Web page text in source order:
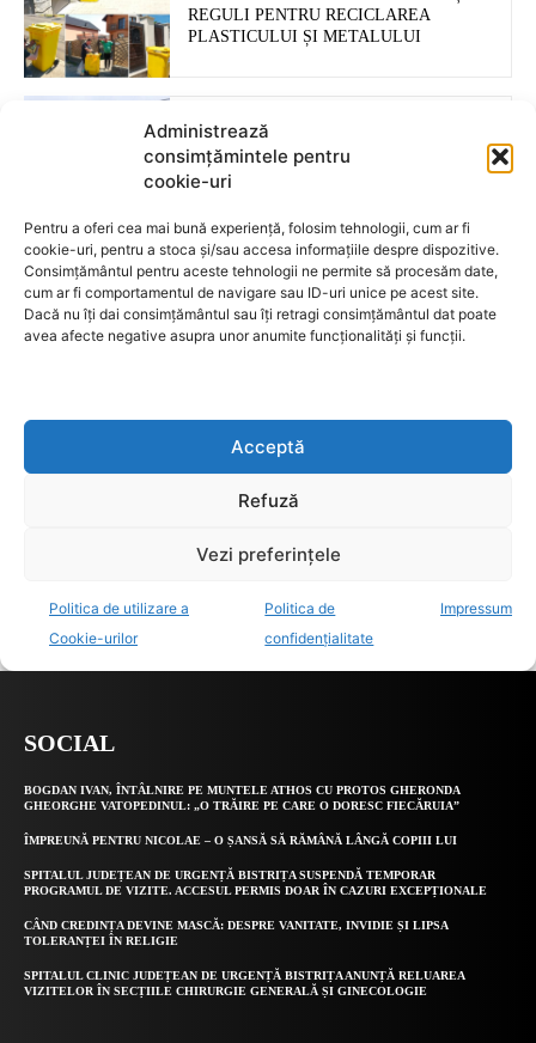
SOCIAL
BOGDAN IVAN, ÎNTÂLNIRE PE MUNTELE ATHOS CU PROTOS GHERONDA
GHEORGHE VATOPEDINUL: „O TRĂIRE PE CARE O DORESC FIECĂRUIA”
ÎMPREUNĂ PENTRU NICOLAE – O ȘANSĂ SĂ RĂMÂNĂ LÂNGĂ COPIII LUI
SPITALUL JUDEȚEAN DE URGENȚĂ BISTRIȚA SUSPENDĂ TEMPORAR
PROGRAMUL DE VIZITE. ACCESUL PERMIS DOAR ÎN CAZURI EXCEPȚIONALE
CÂND CREDINȚA DEVINE MASCĂ: DESPRE VANITATE, INVIDIE ȘI LIPSA
TOLERANȚEI ÎN RELIGIE
SPITALUL CLINIC JUDEȚEAN DE URGENȚĂ BISTRIȚA ANUNȚĂ RELUAREA
VIZITELOR ÎN SECȚIILE CHIRURGIE GENERALĂ ȘI GINECOLOGIE